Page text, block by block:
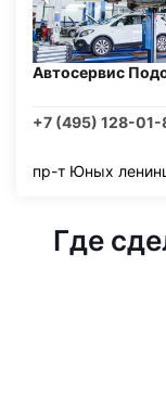
Автосервис
+7 (495) 128-01-
пр-т Юных
Где